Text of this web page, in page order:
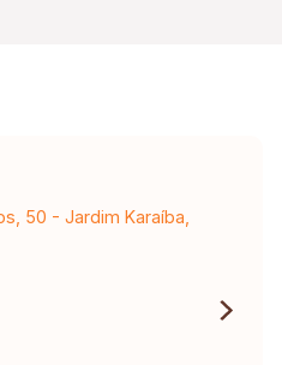
50 - Jardim Karaíba,